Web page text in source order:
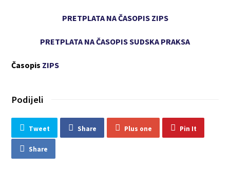
PRETPLATA NA ČASOPIS ZIPS
PRETPLATA NA ČASOPIS SUDSKA PRAKSA
Časopis ZIPS
Podijeli
Tweet Share Plus one Pin It
Share